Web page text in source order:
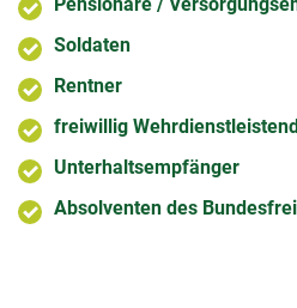
Pensionäre /
Soldaten
Rentner
freiwillig
Unterhaltsempfänger
Absolventen des